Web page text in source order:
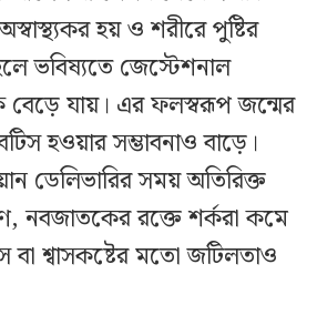
হয় ও শরীরে পুষ্টির
ভবিষ্যতে জেস্টেশনাল
বেড়ে যায়। এর ফলস্বরূপ জন্মের
হওয়ার সম্ভাবনাও বাড়ে।
ডেলিভারির সময় অতিরিক্ত
নবজাতকের রক্তে শর্করা কমে
বা শ্বাসকষ্টের মতো জটিলতাও